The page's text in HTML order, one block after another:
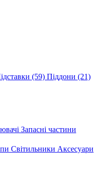
(59) Піддони (21)
Запасні частини
Світильники Аксесуари